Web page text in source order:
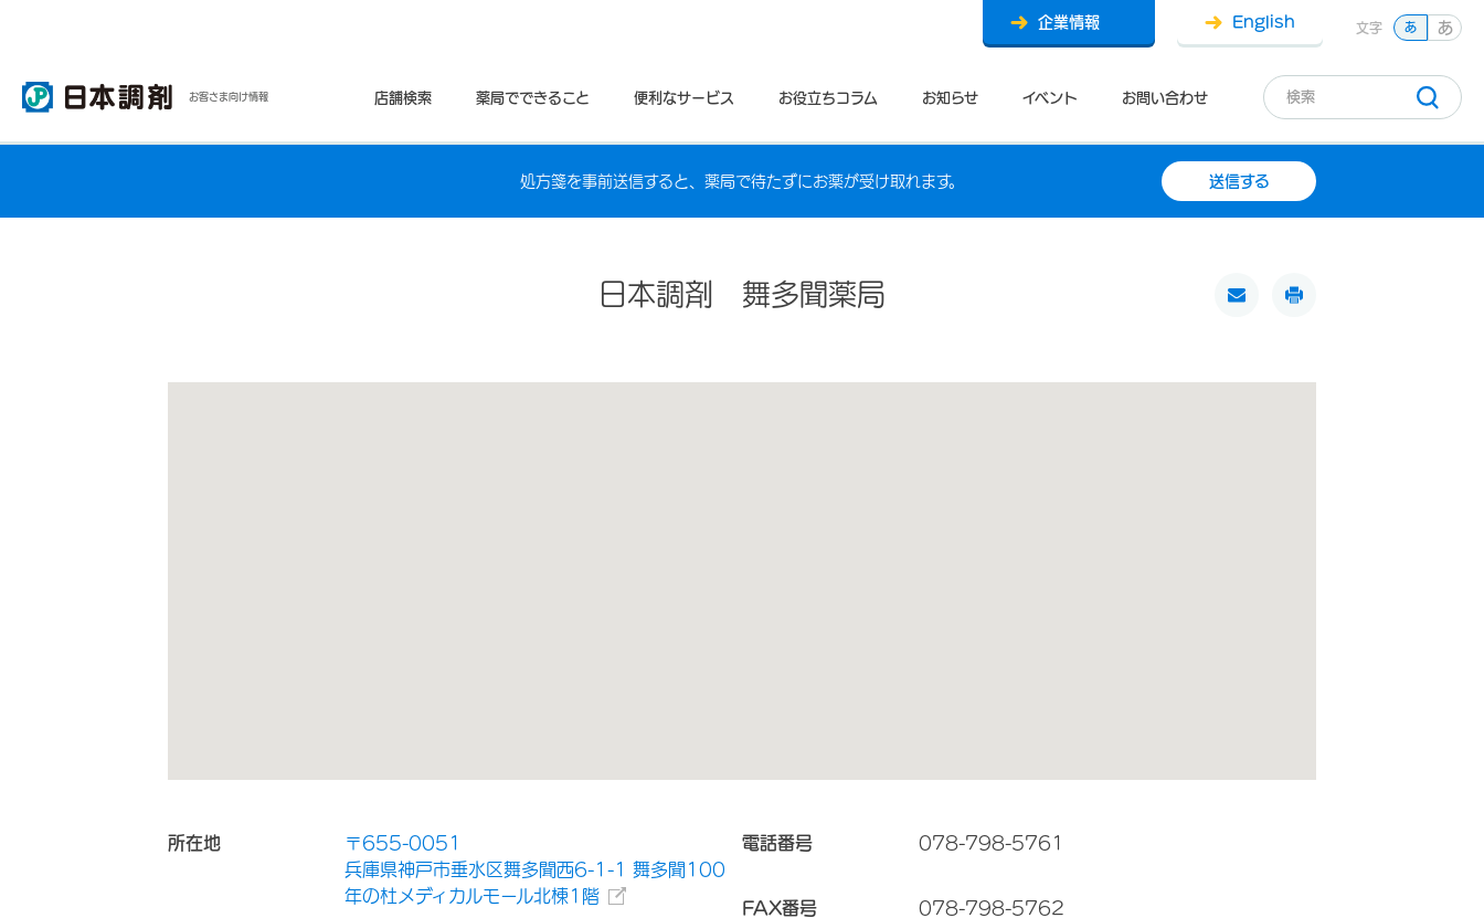
お客さま向け情報 店舗検索 薬局でできること 便利なサービス お役立ちコラム お知らせ イベント お問い合わせ
企業情報 English 文字 あ あ
処方箋を事前送信すると、薬局で待たずにお薬が受け取れます。 送信する
日本調剤 舞多聞薬局
所在地
〒655-0051
兵庫県神戸市垂水区舞多聞西6-1-1 舞多聞100
年の杜メディカルモール北棟1階
電話番号 078-798-5761
FAX番号 078-798-5762